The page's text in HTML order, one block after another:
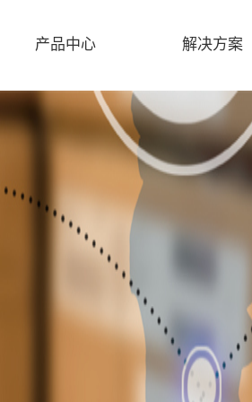
产品中心 解决方案